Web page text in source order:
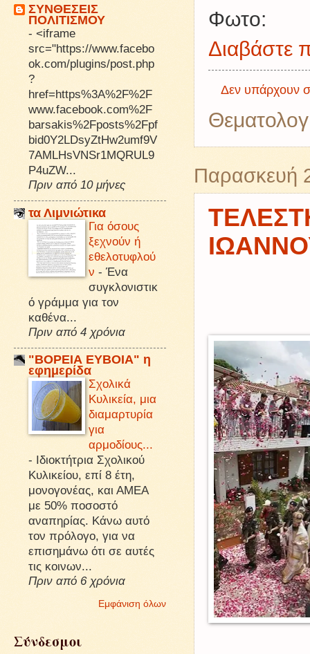
Φωτο:
Διαβάστε
Δεν υπάρχουν
Παρασκευή
ΣΥΝΘΕΣΕΙΣ
ΠΟΛΙΤΙΣΜΟΥ
- <iframe
src="https://www.facebo
ok.com/plugins/post.php
?
href=https%3A%2F%2F
www.facebook.com%2F
barsakis%2Fposts%2Fpf
bid0Y2LDsyZtHw2umf9V
7AMLHsVNSr1MQRUL9
P4uZW...
Πριν από 10 μήνες
τα Λιμνιώτικα
Για όσους
ξεχνούν ή
εθελοτυφλού
ν - Ένα
συγκλονιστικ
ό γράμμα για τον
καθένα...
Πριν από 4 χρόνια
"ΒΟΡΕΙΑ ΕΥΒΟΙΑ" η
εφημερίδα
Σχολικά
Κυλικεία, μια
διαμαρτυρία
για
αρμοδίους...
- Ιδιοκτήτρια Σχολικού
Κυλικείου, επί 8 έτη,
μονογονέας, και ΑΜΕΑ
με 50% ποσοστό
αναπηρίας. Κάνω αυτό
τον πρόλογο, για να
επισημάνω ότι σε αυτές
τις κοινων...
Πριν από 6 χρόνια
Εμφάνιση όλων
Σύνδεσμοι